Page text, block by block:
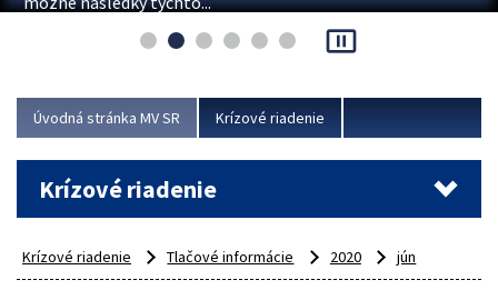
pause_presentation
Úvodná stránka MV SR Krízové riadenie
Krízové riadenie
Krízové riadenie Tlačové informácie 2020 jún